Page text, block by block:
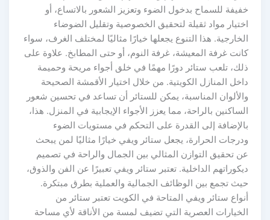
خفيفة للسماح بدخول الضوء وتعزيز الشعور بالاتساع، أو
اختيار مواد ثقيلة لتحقيق الخصوصية وتقليل الضوضاء
الخارجية. هذا التنوع يجعلها خيارًا مثاليًا لمختلف الغرف، سواء
كانت غرفة المعيشة، غرفة النوم، أو حتى المطابخ. علاوة على
ذلك، تلعب ستائر دورًا مهمًا في خلق أجواء مريحة وحميمة
داخل المنازل الكويتية. من خلال اختيار الأقمشة الصحيحة
والألوان المناسبة، يمكن للستائر أن تساعد في تحسين شعور
الساكنين بالراحة، مما يعزز الأجواء الإيجابية في المنزل. هذا،
بالإضافة إلى القدرة على التحكم في مستويات الضوء
ودرجات الحرارة، يجعل ستائر ويفي خيارًا مثاليًا لمن يبحث
عن تحقيق التوازن المثالي بين الجمال والراحة في تصميم
ديكوراتهم الداخلية. تعتبر ستائر ويفي تعبيرًا عن الفن والذوق،
حيث تجمع بين الوظائف الجمالية والعملية بطرق مبتكرة.
أنواع ستائر ويفي المتاحة في الكويت تعتبر ستائر من
الخيارات العصرية التي تضيف لمسة من الأناقة لأي مساحة